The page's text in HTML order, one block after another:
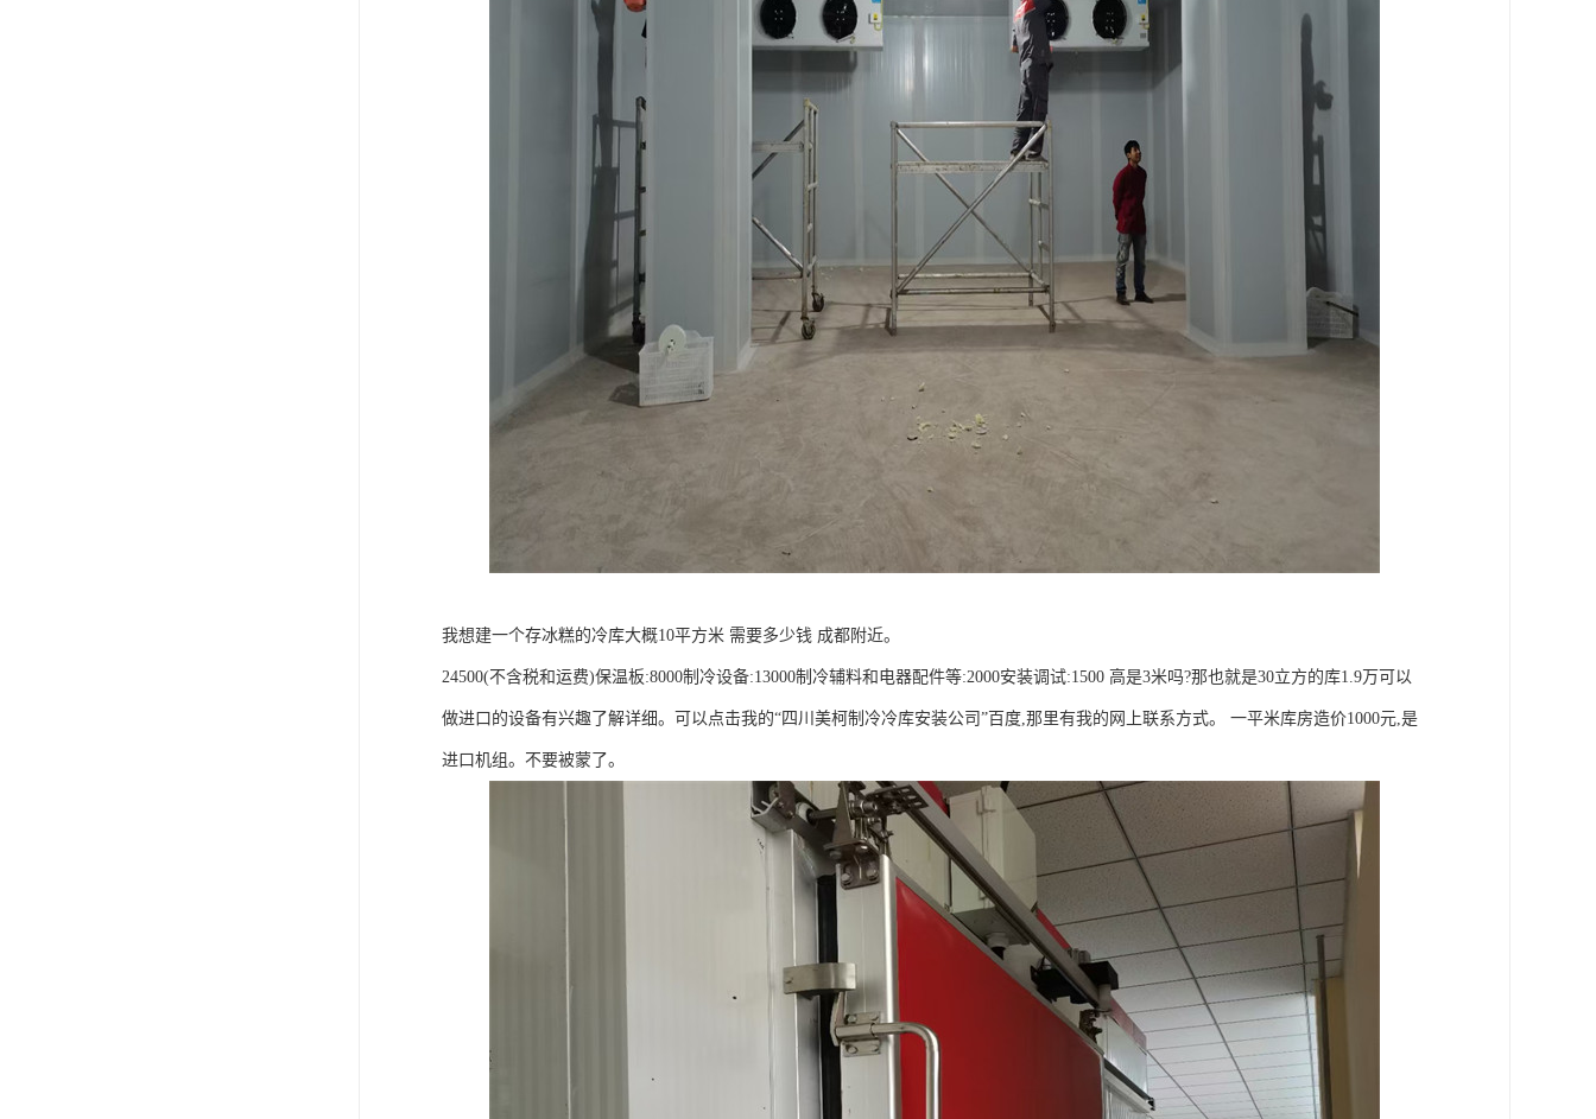
我想建一个存冰糕的冷库大概10平方米 需要多少钱 成都附近。
24500(不含税和运费)保温板:8000制冷设备:13000制冷辅料和电器配件等:2000安装调试:1500 高是3米吗?那也就是30立方的库1.9万可以
做进口的设备有兴趣了解详细。可以点击我的“四川美柯制冷冷库安装公司”百度,那里有我的网上联系方式。 一平米库房造价1000元,是
进口机组。不要被蒙了。